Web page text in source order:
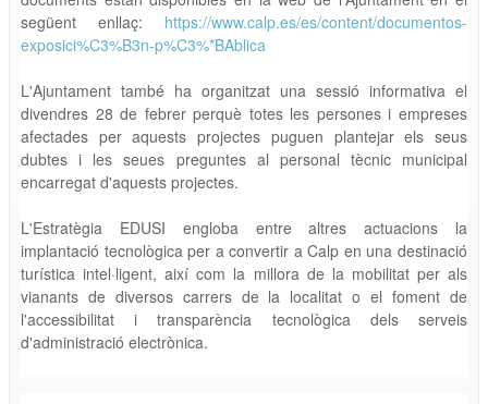
següent enllaç: https://www.calp.es/es/content/documentos-
exposici%C3%B3n-p%C3%*BAblica
L'Ajuntament també ha organitzat una sessió informativa el
divendres 28 de febrer perquè totes les persones i empreses
afectades per aquests projectes puguen plantejar els seus
dubtes i les seues preguntes al personal tècnic municipal
encarregat d'aquests projectes.
L'Estratègia EDUSI engloba entre altres actuacions la
implantació tecnològica per a convertir a Calp en una destinació
turística intel·ligent, així com la millora de la mobilitat per als
vianants de diversos carrers de la localitat o el foment de
l'accessibilitat i transparència tecnològica dels serveis
d'administració electrònica.